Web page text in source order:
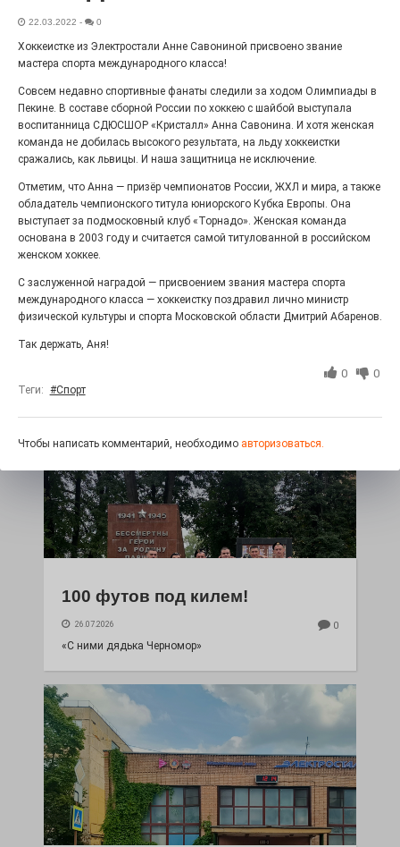
проект, на который электростальцев приглашает к
себе Выставочный зал им. Олега Коняшина.
«Районы-кварталы»
путешествуют по городу
27.07.2026 0
Радость в квадрате! На этой неделе электростальцев
100 футов под килем!
26.07.2026 0
«С ними дядька Черномор»
22.03.2022 - 0
Хоккеистке из Электростали Анне Савониной присвоено звание
мастера спорта международного класса!
Совсем недавно спортивные фанаты следили за ходом Олимпиады в
Пекине. В составе сборной России по хоккею с шайбой выступала
воспитанница СДЮСШОР «Кристалл» Анна Савонина. И хотя женская
команда не добилась высокого результата, на льду хоккеистки
сражались, как львицы. И наша защитница не исключение.
Отметим, что Анна — призёр чемпионатов России, ЖХЛ и мира, а также
обладатель чемпионского титула юниорского Кубка Европы. Она
выступает за подмосковный клуб «Торнадо». Женская команда
основана в 2003 году и считается самой титулованной в российском
женском хоккее.
С заслуженной наградой — присвоением звания мастера спорта
международного класса — хоккеистку поздравил лично министр
физической культуры и спорта Московской области Дмитрий Абаренов.
Так держать, Аня!
0 0
Теги: #Спорт
Чтобы написать комментарий, необходимо авторизоваться.